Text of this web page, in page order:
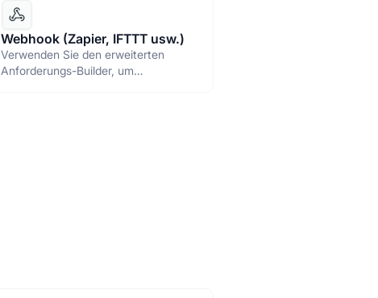
Webhook (Zapier, IFTTT usw.)
Verwenden Sie den erweiterten
Anforderungs-Builder, um